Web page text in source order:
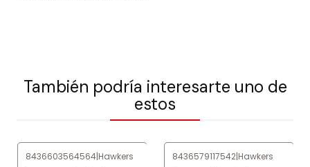
También podría interesarte uno de
estos
8436603564564|Hawkers 8436579117542|Hawkers